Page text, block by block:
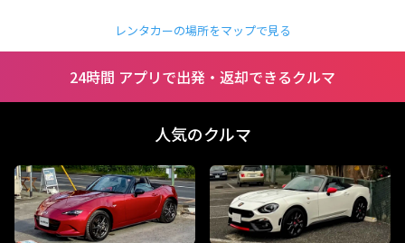
レンタカーの場所をマップで見る
24時間 アプリで出発・返却できるクルマ
人気のクルマ